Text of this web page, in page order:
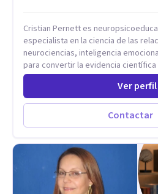
Cristian Pernett es
especialista en la ciencia de las
neurociencias, inteligencia
para convertir la evidencia
prácticas que mejoran la forma en
aman, lideran y se comunican. Con más de 20 años de
experiencia, acompaña a personas,
procesos de desarrollo personal y
centra en la regulación emocional,
metodología combina psicología
neurociencias y estrategias de
para fortalecer la autoestima,
socioemocionales y promover cambios
Ver perfil
Contactar